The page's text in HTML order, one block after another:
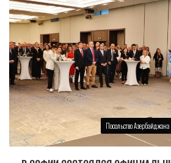
Посольство Азербайджана